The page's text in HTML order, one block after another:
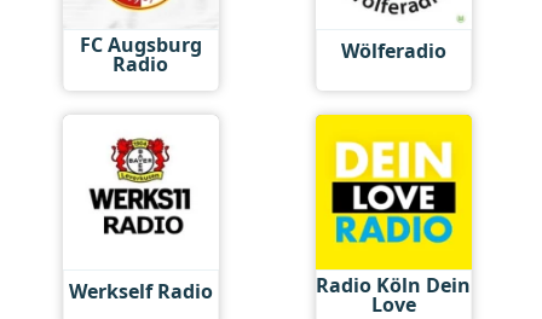
FC Augsburg
Radio Wölferadio
Werkself Radio Radio Köln Dein
Love